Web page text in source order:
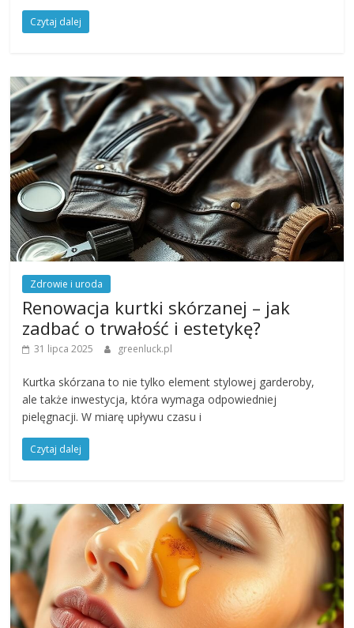
Czytaj dalej
Zdrowie i uroda
Renowacja kurtki skórzanej – jak
zadbać o trwałość i estetykę?
31 lipca 2025 greenluck.pl
Kurtka skórzana to nie tylko element stylowej garderoby,
ale także inwestycja, która wymaga odpowiedniej
pielęgnacji. W miarę upływu czasu i
Czytaj dalej